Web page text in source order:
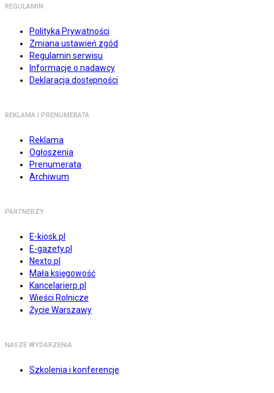
REGULAMIN
Polityka Prywatności
Zmiana ustawień zgód
Regulamin serwisu
Informacje o nadawcy
Deklaracja dostępności
REKLAMA I PRENUMERATA
Reklama
Ogłoszenia
Prenumerata
Archiwum
PARTNERZY
E-kiosk.pl
E-gazety.pl
Nexto.pl
Mała księgowość
Kancelarierp.pl
Wieści Rolnicze
Życie Warszawy
NASZE WYDARZENIA
Szkolenia i konferencje